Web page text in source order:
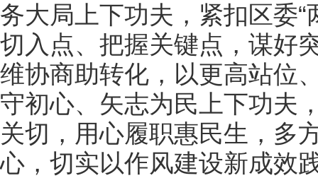
务大局上下功夫，紧扣区委
切入点、把握关键点，谋好
维协商助转化，以更高站位
守初心、矢志为民上下功夫
关切，用心履职惠民生，多
心，切实以作风建设新成效